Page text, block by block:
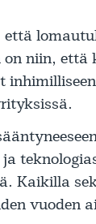
niin, että
Kaikilla
vuoden